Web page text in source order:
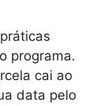
programa.
cai ao
data pelo